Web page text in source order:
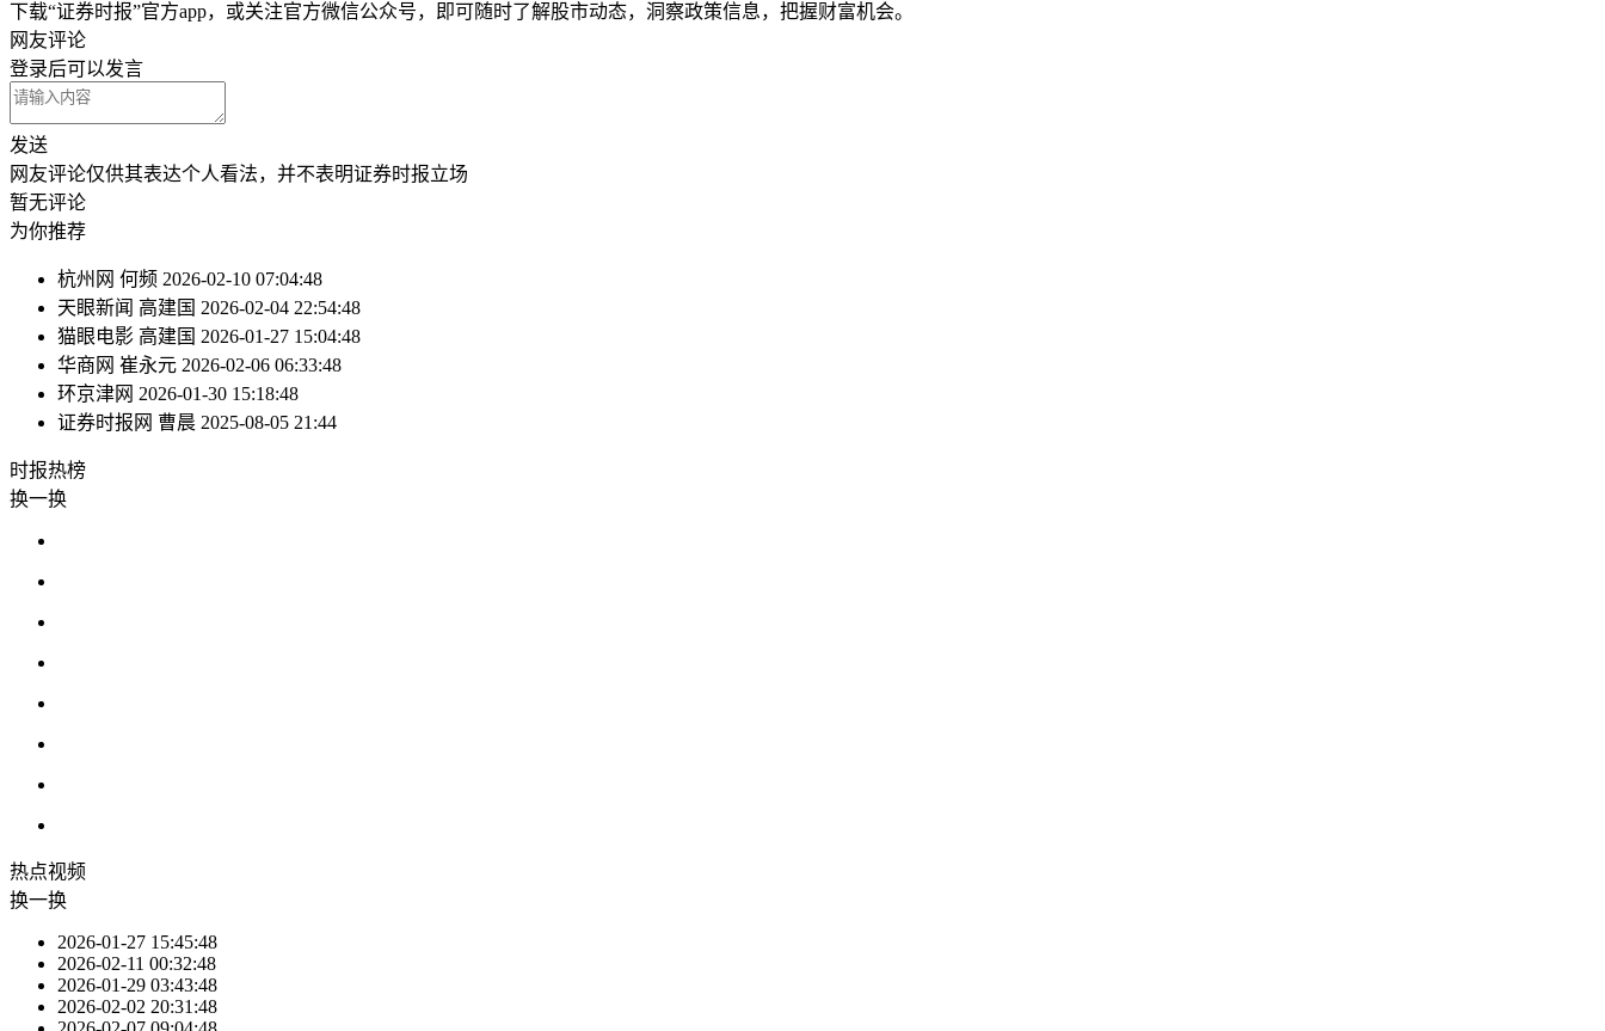
下载“证券时报”官方app，或关注官方微信公众号，即可随时了解股市动态，洞察政策信息，把握财富机会。
网友评论
登录后可以发言
发送
网友评论仅供其表达个人看法，并不表明证券时报立场
暂无评论
为你推荐
杭州网 何频 2026-02-10 07:04:48
天眼新闻 高建国 2026-02-04 22:54:48
猫眼电影 高建国 2026-01-27 15:04:48
华商网 崔永元 2026-02-06 06:33:48
环京津网 2026-01-30 15:18:48
证券时报网 曹晨 2025-08-05 21:44
时报热榜
换一换
热点视频
换一换
2026-01-27 15:45:48
2026-02-11 00:32:48
2026-01-29 03:43:48
2026-02-02 20:31:48